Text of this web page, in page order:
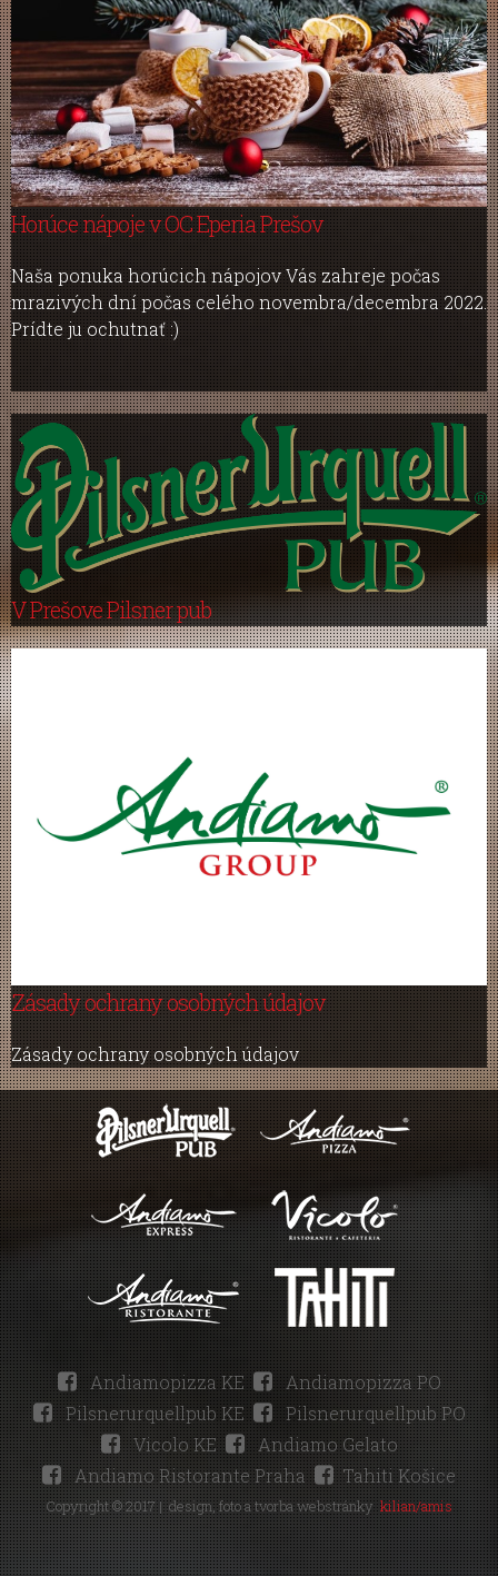
Horúce nápoje v OC Eperia Prešov
Naša ponuka horúcich nápojov Vás zahreje počas
mrazivých dní počas celého novembra/decembra 2022.
Prídte ju ochutnať :)
V Prešove Pilsner pub
Zásady ochrany osobných údajov
Zásady ochrany osobných údajov
Andiamopizza KE
Andiamopizza PO
Pilsnerurquellpub KE
Pilsnerurquellpub PO
Vicolo KE
Andiamo Gelato
Andiamo Ristorante Praha
Tahiti Košice
Copyright © 2017 |design, foto a tvorba webstránky kilian/amis